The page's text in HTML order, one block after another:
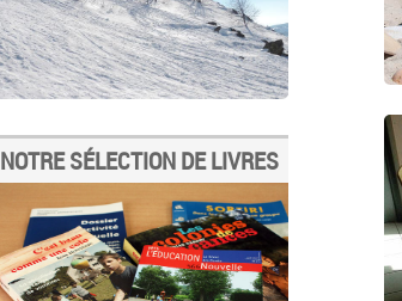
NOTRE SÉLECTION DE LIVRES